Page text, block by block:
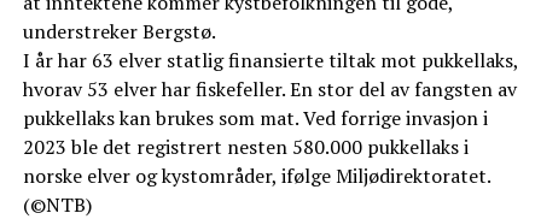
understreker Bergstø.
I år har 63 elver statlig finansierte tiltak mot pukkellaks,
hvorav 53 elver har fiskefeller. En stor del av fangsten av
pukkellaks kan brukes som mat. Ved forrige invasjon i
2023 ble det registrert nesten 580.000 pukkellaks i
norske elver og kystområder, ifølge Miljødirektoratet.
(©NTB)